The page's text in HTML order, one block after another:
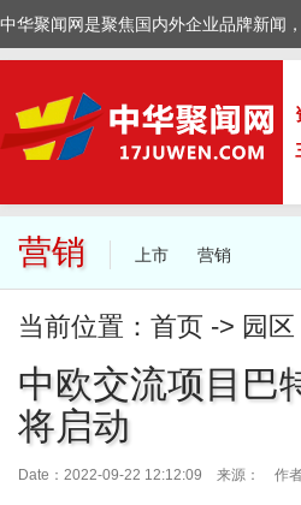
中华聚闻网是聚焦国内外企业品牌新闻
营销 上市 营销
当前位置： 首页 -> 园区
中欧交流项目巴
将启动
Date：2022-09-22 12:12:09 来源： 作